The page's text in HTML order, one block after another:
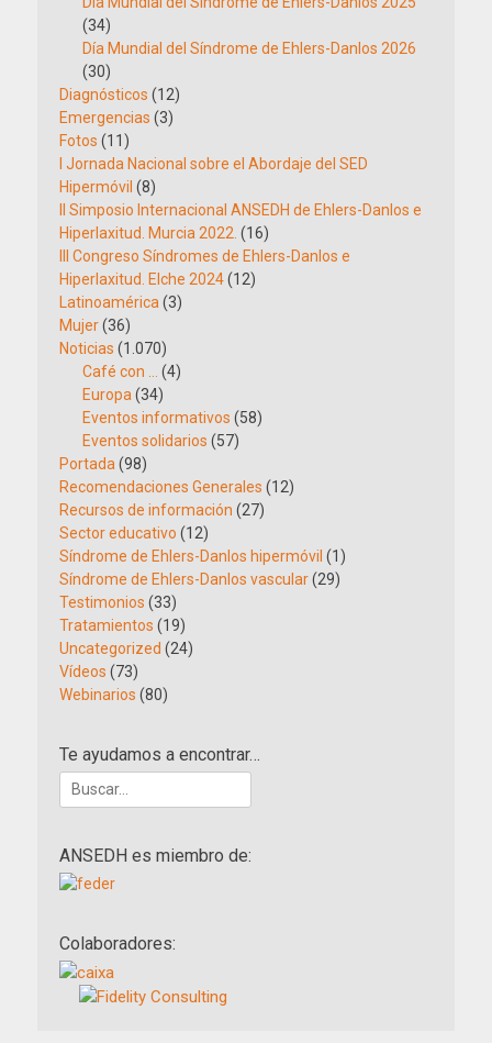
(34)
Día Mundial del Síndrome de Ehlers-Danlos 2026
(30)
Diagnósticos (12)
Emergencias (3)
Fotos (11)
I Jornada Nacional sobre el Abordaje del SED
Hipermóvil (8)
II Simposio Internacional ANSEDH de Ehlers-Danlos e
Hiperlaxitud. Murcia 2022. (16)
III Congreso Síndromes de Ehlers-Danlos e
Hiperlaxitud. Elche 2024(12)
Latinoamérica (3)
Mujer(36)
Noticias (1.070)
Café con …
(4)
Europa (34)
Eventos informativos (58)
Eventos solidarios (57)
Portada (98)
Recomendaciones Generales (12)
Recursos de información (27)
Sector educativo (12)
Síndrome de Ehlers-Danlos hipermóvil (1)
Síndrome de Ehlers-Danlos vascular(29)
Testimonios (33)
Tratamientos (19)
Uncategorized (24)
Vídeos (73)
Webinarios (80)
Te ayudamos a encontrar…
Buscar:
ANSEDH es miembro de:
Colaboradores: